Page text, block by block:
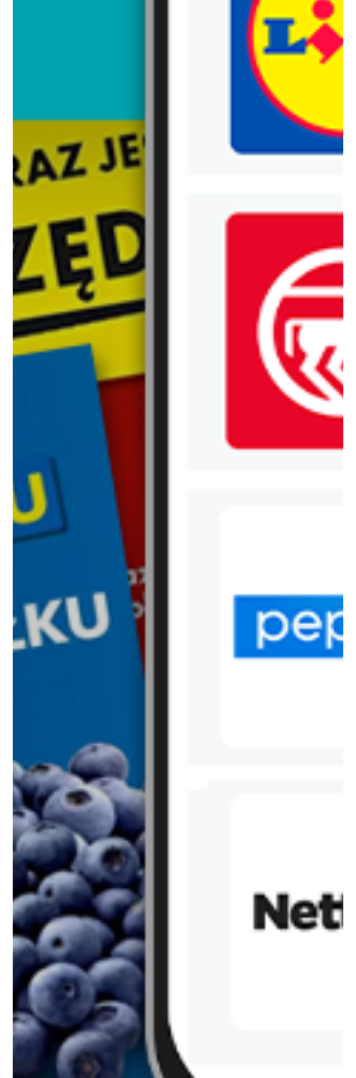
Trafiłeś na nieaktualną gazetkę
Zobacz aktualne gazetki Blix!
już za 1 dzień
Intermarche
już za 1 dzień
WIĘCEJ GAZETEK